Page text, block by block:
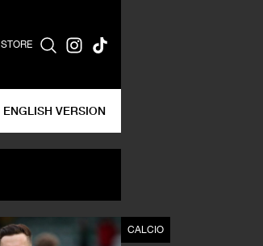
STORE
ENGLISH VERSION
CALCIO